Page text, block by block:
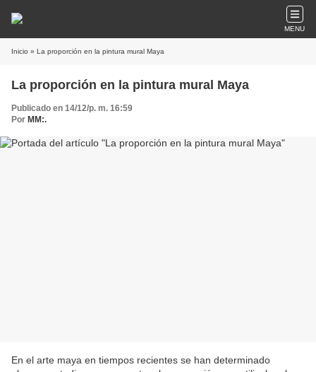
MENU
Inicio » La proporción en la pintura mural Maya
La proporción en la pintura mural Maya
Publicado en 14/12/p. m. 16:59
Por MM:.
En el arte maya en tiempos recientes se han determinado